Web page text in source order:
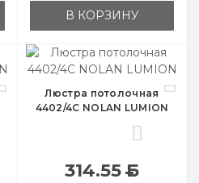
В КОРЗИНУ
Люстра потолочная
4402/4C NOLAN LUMION
314.55Б